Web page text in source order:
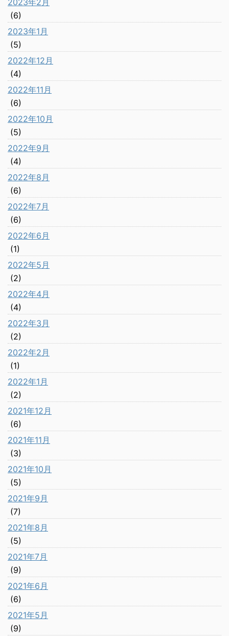
2023年2月
(6)
2023年1月
(5)
2022年12月
(4)
2022年11月
(6)
2022年10月
(5)
2022年9月
(4)
2022年8月
(6)
2022年7月
(6)
2022年6月
(1)
2022年5月
(2)
2022年4月
(4)
2022年3月
(2)
2022年2月
(1)
2022年1月
(2)
2021年12月
(6)
2021年11月
(3)
2021年10月
(5)
2021年9月
(7)
2021年8月
(5)
2021年7月
(9)
2021年6月
(6)
2021年5月
(9)